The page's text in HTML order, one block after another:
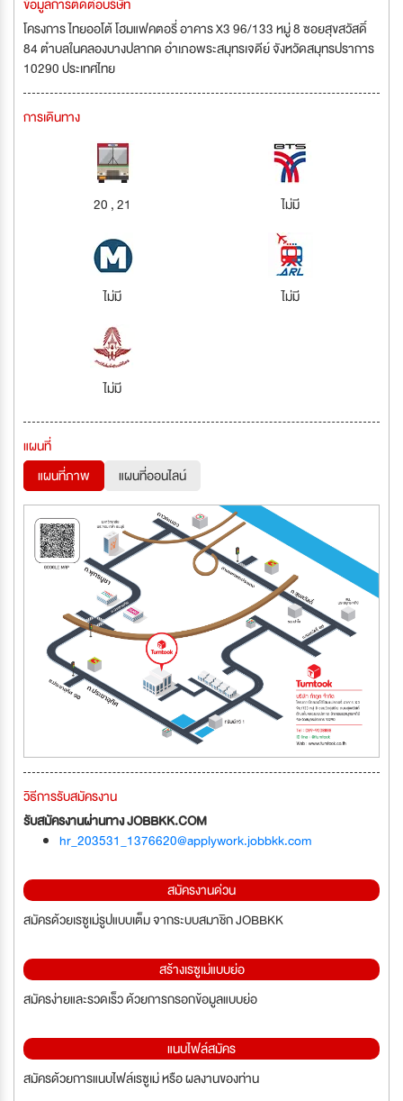
ข้อมูลการติดต่อบริษัท
โครงการ ไทยออโต้ โฮมแฟคตอรี่ อาคาร X3 96/133 หมู่ 8 ซอยสุขสวัสดิ์
84 ตำบลในคลองบางปลากด อำเภอพระสมุทรเจดีย์ จังหวัดสมุทรปราการ
10290 ประเทศไทย
การเดินทาง
20 , 21 ไม่มี
ไม่มี ไม่มี
ไม่มี
แผนที่
แผนที่ภาพ
แผนที่ออนไลน์
วิธีการรับสมัครงาน
รับสมัครงานผ่านทาง JOBBKK.COM
hr_203531_1376620@applywork.jobbkk.com
สมัครงานด่วน
สมัครด้วยเรซูเม่รูปแบบเต็ม จากระบบสมาชิก JOBBKK
สร้างเรซูเม่แบบย่อ
สมัครง่ายและรวดเร็ว ด้วยการกรอกข้อมูลแบบย่อ
แนบไฟล์สมัคร
สมัครด้วยการแนบไฟล์เรซูเม่ หรือ ผลงานของท่าน